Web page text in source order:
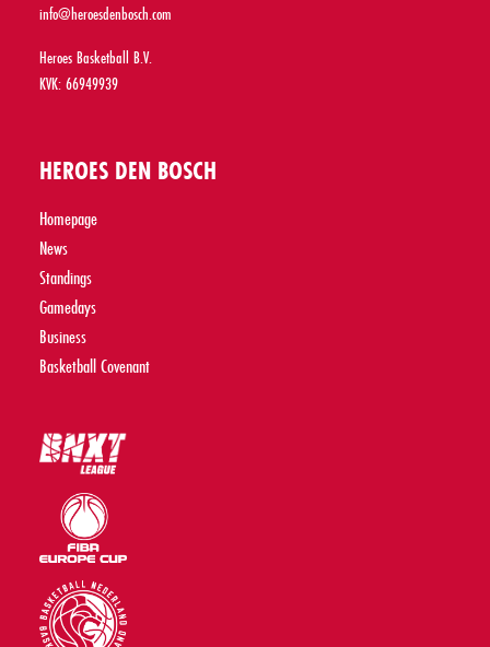
info@heroesdenbosch.com
Heroes Basketball B.V.
KVK: 66949939
HEROES DEN BOSCH
Homepage
News
Standings
Gamedays
Business
Basketball Covenant